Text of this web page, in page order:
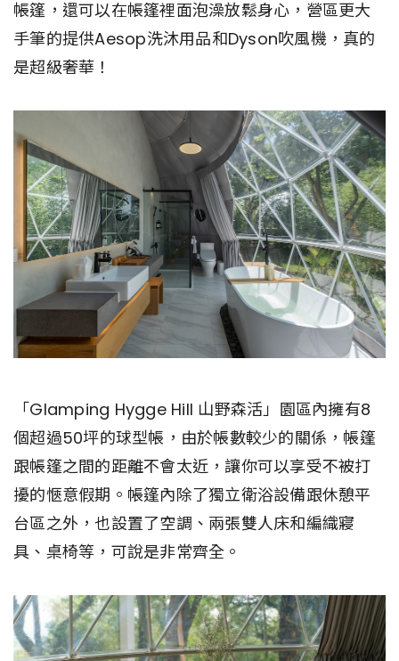
帳篷，還可以在帳篷裡面泡澡放鬆身心，營區更大
手筆的提供Aesop洗沐用品和Dyson吹風機，真的
是超級奢華！
「Glamping Hygge Hill 山野森活」園區內擁有8
個超過50坪的球型帳，由於帳數較少的關係，帳篷
跟帳篷之間的距離不會太近，讓你可以享受不被打
擾的愜意假期。帳篷內除了獨立衛浴設備跟休憩平
台區之外，也設置了空調、兩張雙人床和編織寢
具、桌椅等，可說是非常齊全。